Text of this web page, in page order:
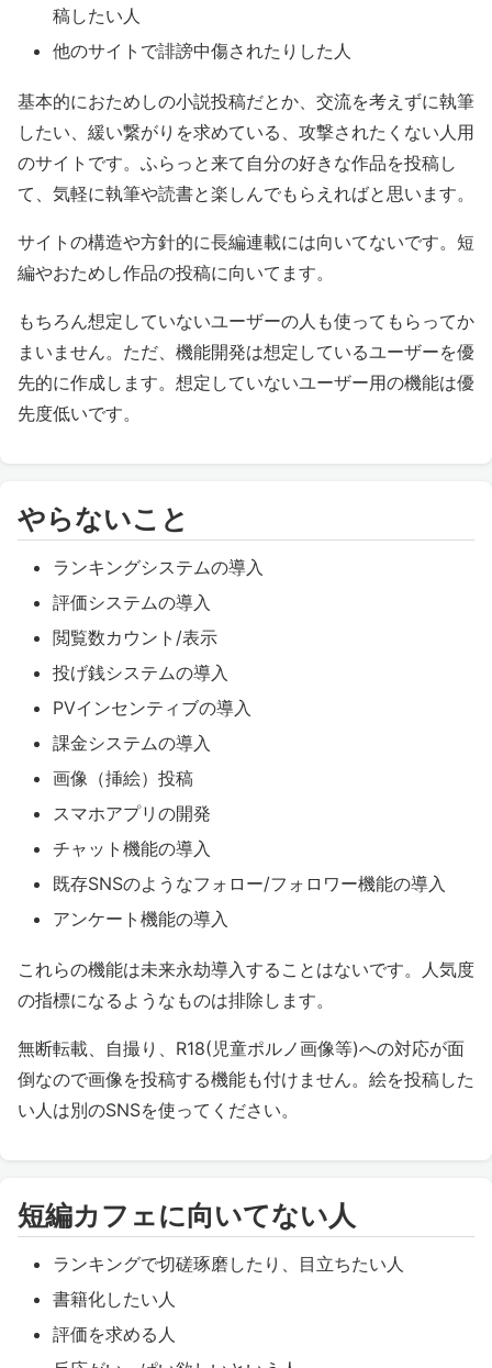
稿したい人
他のサイトで誹謗中傷されたりした人
基本的におためしの小説投稿だとか、交流を考えずに執筆
したい、緩い繋がりを求めている、攻撃されたくない人用
のサイトです。ふらっと来て自分の好きな作品を投稿し
て、気軽に執筆や読書と楽しんでもらえればと思います。
サイトの構造や方針的に長編連載には向いてないです。短
編やおためし作品の投稿に向いてます。
もちろん想定していないユーザーの人も使ってもらってか
まいません。ただ、機能開発は想定しているユーザーを優
先的に作成します。想定していないユーザー用の機能は優
先度低いです。
やらないこと
ランキングシステムの導入
評価システムの導入
閲覧数カウント/表示
投げ銭システムの導入
PVインセンティブの導入
課金システムの導入
画像（挿絵）投稿
スマホアプリの開発
チャット機能の導入
既存SNSのようなフォロー/フォロワー機能の導入
アンケート機能の導入
これらの機能は未来永劫導入することはないです。人気度
の指標になるようなものは排除します。
無断転載、自撮り、R18(児童ポルノ画像等)への対応が面
倒なので画像を投稿する機能も付けません。絵を投稿した
い人は別のSNSを使ってください。
短編カフェに向いてない人
ランキングで切磋琢磨したり、目立ちたい人
書籍化したい人
評価を求める人